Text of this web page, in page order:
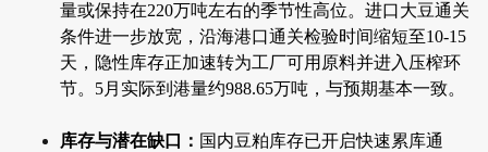
量或保持在220万吨左右的季节性高位。进口大豆通关
条件进一步放宽，沿海港口通关检验时间缩短至10-15
天，隐性库存正加速转为工厂可用原料并进入压榨环
节。5月实际到港量约988.65万吨，与预期基本一致。
库存与潜在缺口： 国内豆粕库存已开启快速累库通